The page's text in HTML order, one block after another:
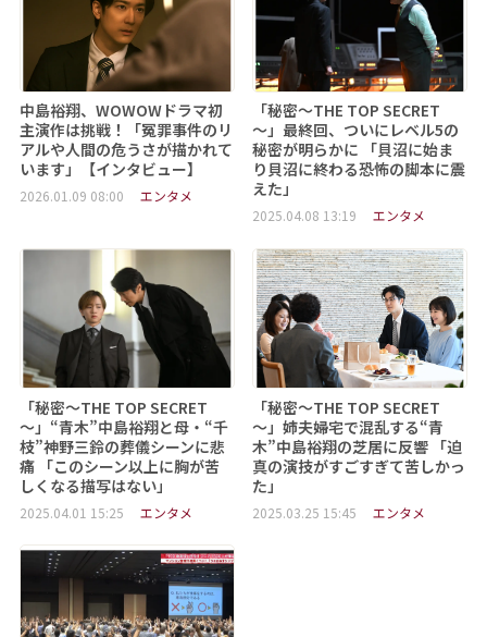
中島裕翔、WOWOWドラマ初
主演作は挑戦！「冤罪事件のリ
アルや人間の危うさが描かれて
います」【インタビュー】
2026.01.09 08:00 エンタメ
「秘密～THE TOP SECRET
～」最終回、ついにレベル5の
秘密が明らかに 「貝沼に始ま
り貝沼に終わる恐怖の脚本に震
えた」
2025.04.08 13:19 エンタメ
「秘密～THE TOP SECRET
～」“青木”中島裕翔と母・“千
枝”神野三鈴の葬儀シーンに悲
痛 「このシーン以上に胸が苦
しくなる描写はない」
2025.04.01 15:25 エンタメ
「秘密～THE TOP SECRET
～」姉夫婦宅で混乱する“青
木”中島裕翔の芝居に反響 「迫
真の演技がすごすぎて苦しかっ
た」
2025.03.25 15:45 エンタメ